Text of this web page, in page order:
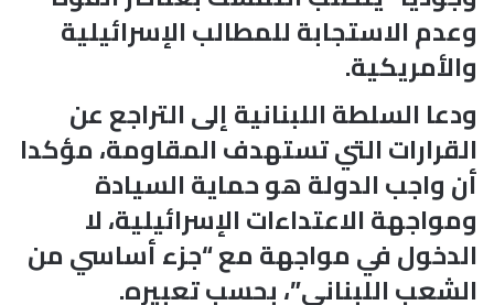
وعدم الاستجابة للمطالب الإسرائيلية
والأمريكية.
ودعا السلطة اللبنانية إلى التراجع عن
القرارات التي تستهدف المقاومة، مؤكدا
أن واجب الدولة هو حماية السيادة
ومواجهة الاعتداءات الإسرائيلية، لا
الدخول في مواجهة مع “جزء أساسي من
الشعب اللبناني”، بحسب تعبيره.